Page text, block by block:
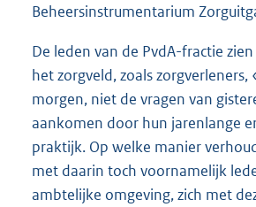
Beheersinstrumentarium
De leden van de PvdA-fractie
het zorgveld, zoals zorgverleners,
morgen, niet de vragen van
aankomen door hun jarenlange
praktijk. Op welke manier
met daarin toch voornamelijk
ambtelijke omgeving, zich met